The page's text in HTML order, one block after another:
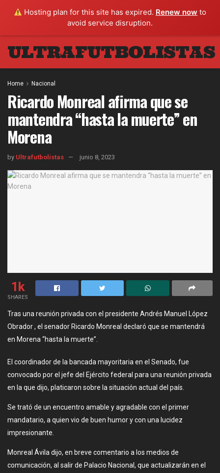
Hosting plan for this site has expired. Renew now to
avoid service disruption.
ULTRAFUTBOLISTAS
Home Nacional
Ricardo Monreal afirma que se
mantendra “hasta la muerte” en
Morena
by Ultrafutbolistas junio 8, 2023
1k
SHARES
Tras una reunión privada con el presidente Andrés Manuel López
Obrador , el senador Ricardo Monreal declaró que se mantendrá
en Morena “hasta la muerte”.
El coordinador de la bancada mayoritaria en el Senado, fue
convocado por el jefe del Ejército federal para una reunión privada
en la que dijo, platicaron sobre la situación actual del país.
Se trató de un encuentro amable y agradable con el primer
mandatario, a quien vio de buen humor y con una lucidez
impresionante.
Monreal Ávila dijo, en breve comentario a los medios de
comunicación, al salir de Palacio Nacional, que actualizarán en el